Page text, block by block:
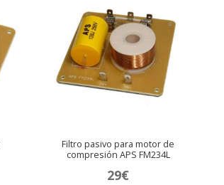
Filtro pasivo para motor de
compresión APS FM234L
29€